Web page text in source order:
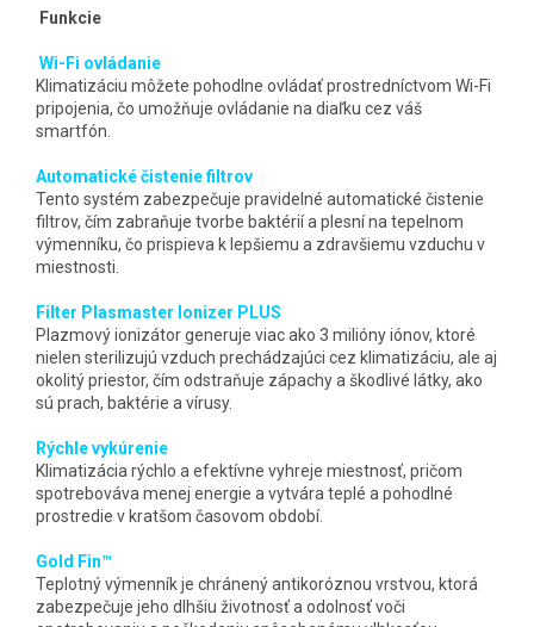
Funkcie
Wi-Fi ovládanie
Klimatizáciu môžete pohodlne ovládať prostredníctvom Wi-Fi
pripojenia, čo umožňuje ovládanie na diaľku cez váš
smartfón.
Automatické čistenie filtrov
Tento systém zabezpečuje pravidelné automatické čistenie
filtrov, čím zabraňuje tvorbe baktérií a plesní na tepelnom
výmenníku, čo prispieva k lepšiemu a zdravšiemu vzduchu v
miestnosti.
Filter Plasmaster Ionizer PLUS
Plazmový ionizátor generuje viac ako 3 milióny iónov, ktoré
nielen sterilizujú vzduch prechádzajúci cez klimatizáciu, ale aj
okolitý priestor, čím odstraňuje zápachy a škodlivé látky, ako
sú prach, baktérie a vírusy.
Rýchle vykúrenie
Klimatizácia rýchlo a efektívne vyhreje miestnosť, pričom
spotrebováva menej energie a vytvára teplé a pohodlné
prostredie v kratšom časovom období.
Gold Fin™
Teplotný výmenník je chránený antikoróznou vrstvou, ktorá
zabezpečuje jeho dlhšiu životnosť a odolnosť voči